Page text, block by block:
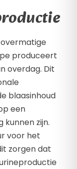
produceert
overdag. Dit
blaasinhoud
een
kunnen zijn.
voor het
zorgen dat